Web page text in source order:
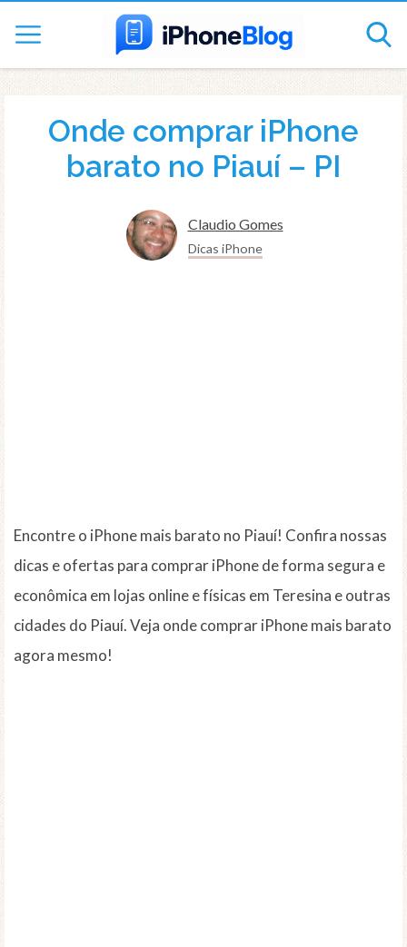
Onde comprar iPhone
barato no Piauí – PI
Claudio Gomes
Dicas iPhone
Encontre o iPhone mais barato no Piauí! Confira nossas
dicas e ofertas para comprar iPhone de forma segura e
econômica em lojas online e físicas em Teresina e outras
cidades do Piauí. Veja onde comprar iPhone mais barato
agora mesmo!